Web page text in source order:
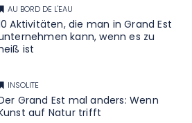
AU BORD DE L'EAU
Aktivitäten, die man in Grand Est
kann, wenn es zu
ist
INSOLITE
Grand Est mal anders: Wenn
auf Natur trifft